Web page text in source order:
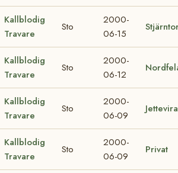
Kallblodig
Travare
Sto
2000-
06-15
Kallblodig
Travare
Sto
2000-
06-12
Kallblodig
Travare
Sto
2000-
06-09
Kallblodig
Travare
Sto
2000-
06-09
Privat